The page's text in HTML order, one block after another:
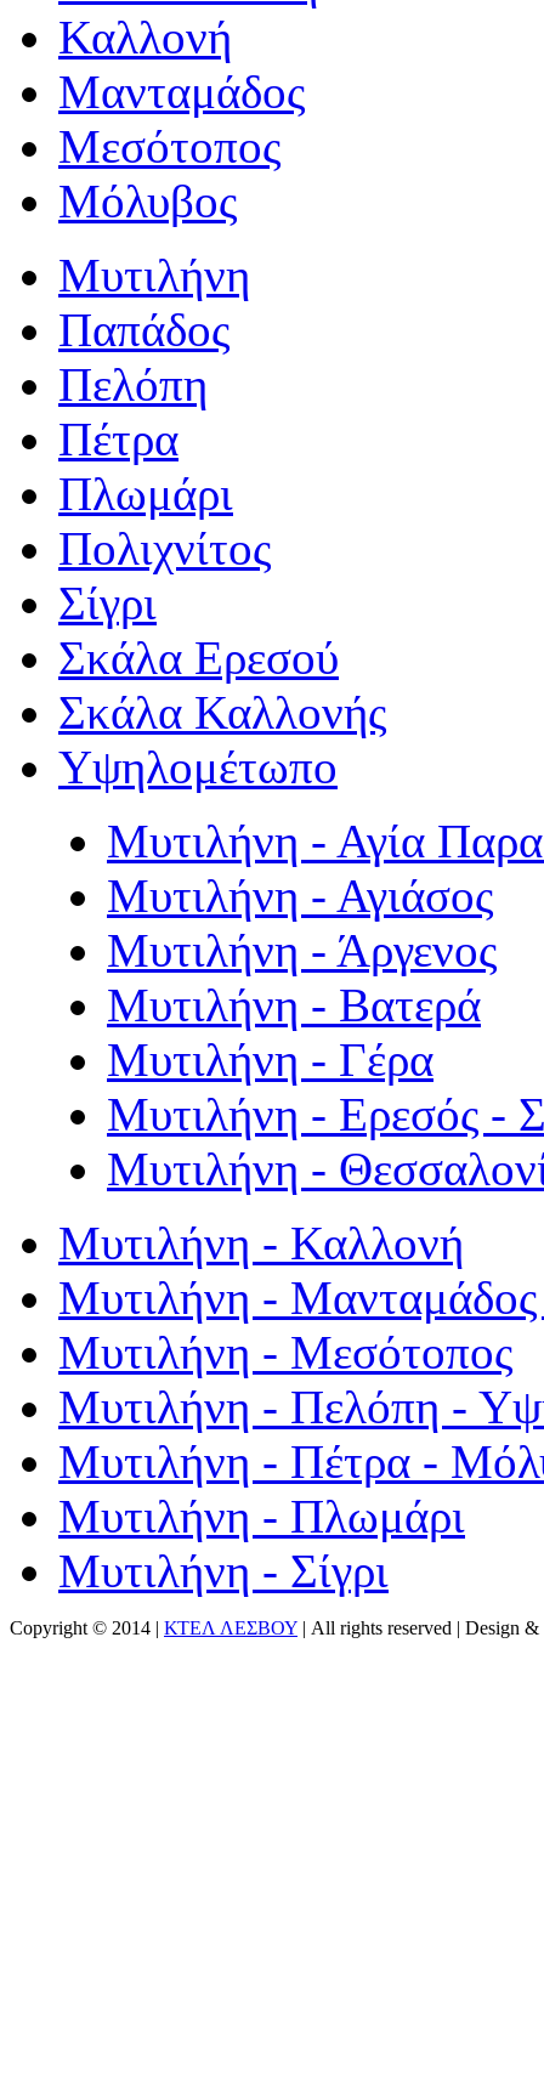
Καλλονή
Μανταμάδος
Μεσότοπος
Μόλυβος
Μυτιλήνη
Παπάδος
Πελόπη
Πέτρα
Πλωμάρι
Πολιχνίτος
Σίγρι
Σκάλα Ερεσού
Σκάλα Καλλονής
Υψηλομέτωπο
Μυτιλήνη - Αγία
Μυτιλήνη - Αγιάσος
Μυτιλήνη - Άργενος
Μυτιλήνη - Βατερά
Μυτιλήνη - Γέρα
Μυτιλήνη - Ερεσός -
Μυτιλήνη -
Μυτιλήνη - Καλλονή
Μυτιλήνη - Μανταμάδος
Μυτιλήνη - Μεσότοπος
Μυτιλήνη - Πελόπη -
Μυτιλήνη - Πέτρα -
Μυτιλήνη - Πλωμάρι
Μυτιλήνη - Σίγρι
Copyright © 2014 | ΚΤΕΛ ΛΕΣΒΟΥ | All rights reserved | Design &